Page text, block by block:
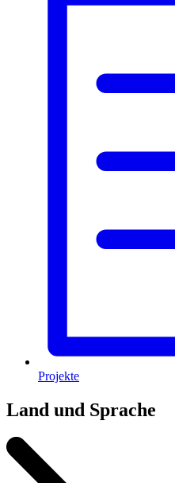
Projekte
Land und Sprache